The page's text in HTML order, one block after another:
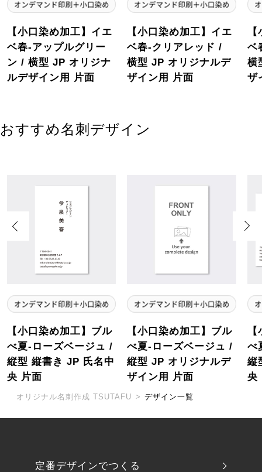
【小口染め加工】イエ
ベ春-アップルグリー
ン / 横型 JP オリジナ
ルデザイン用 片面
【小口染め加工】イエ
ベ春-クリアレッド /
横型 JP オリジナルデ
ザイン用 片面
ベ
横
ザ
おすすめ名刺デザイン
【小口染め加工】ブル
べ夏-ローズベージュ /
縦型 縦書き JP 氏名中
央 片面
【小口染め加工】ブル
べ夏-ローズベージュ /
縦型 JP オリジナルデ
ザイン用 片面
べ
縦
央
Previous
オリジナル名刺作成 TSUTAFU > デザイン一覧
定番デザインでつくる